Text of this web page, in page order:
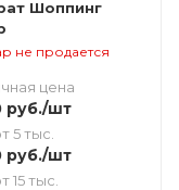
Шоппинг
не продается
цена
руб./шт
5 тыс.
руб./шт
15 тыс.